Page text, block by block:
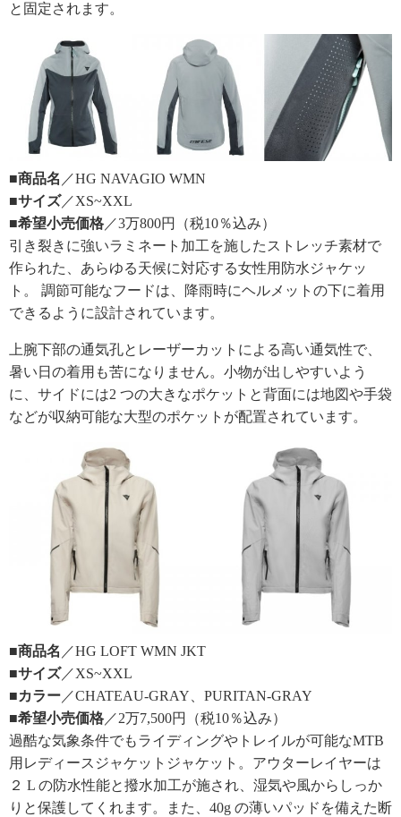
と固定されます。
■商品名 ／HG NAVAGIO WMN
■サイズ／XS~XXL
■希望小売価格 ／3万800円（税10％込み）
引き裂きに強いラミネート加工を施したストレッチ素材で
作られた、あらゆる天候に対応する女性用防水ジャケッ
ト。 調節可能なフードは、降雨時にヘルメットの下に着用
できるように設計されています。
上腕下部の通気孔とレーザーカットによる高い通気性で、
暑い日の着用も苦になりません。小物が出しやすいよう
に、サイドには2 つの大きなポケットと背面には地図や手袋
などが収納可能な大型のポケットが配置されています。
■商品名 ／HG LOFT WMN JKT
■サイズ／XS~XXL
■カラー ／CHATEAU-GRAY、PURITAN-GRAY
■希望小売価格 ／2万7,500円（税10％込み）
過酷な気象条件でもライディングやトレイルが可能なMTB
用レディースジャケットジャケット。アウターレイヤーは
２ L の防水性能と撥水加工が施され、湿気や風からしっか
りと保護してくれます。また、40g の薄いパッドを備えた断